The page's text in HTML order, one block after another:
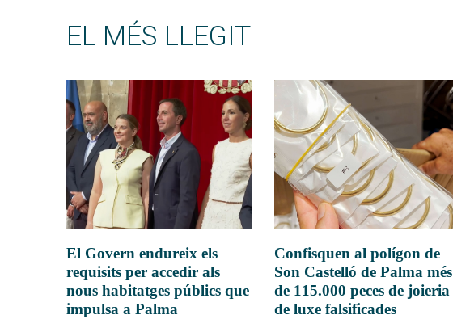
EL MÉS LLEGIT
El Govern endureix els
requisits per accedir als
nous habitatges públics que
impulsa a Palma
Confisquen al polígon de
Son Castelló de Palma més
de 115.000 peces de joieria
de luxe falsificades